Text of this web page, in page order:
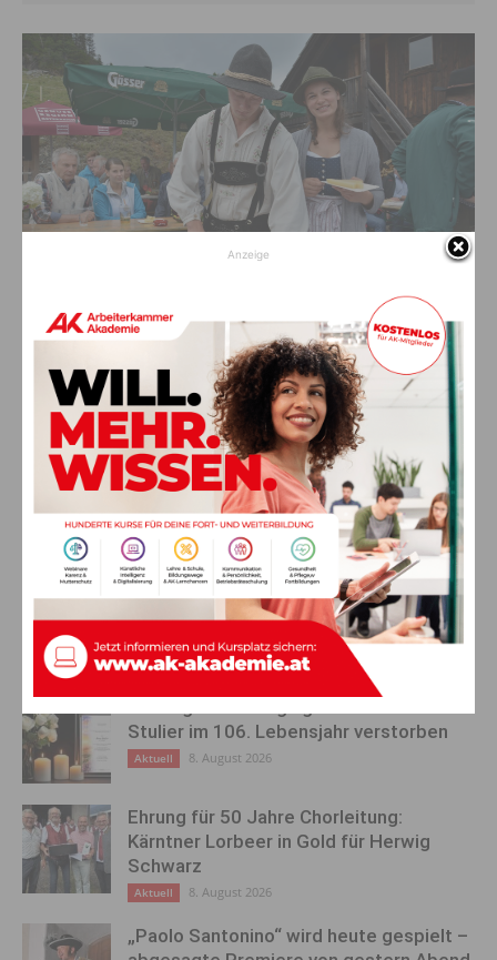
Sehr viel wurde den Besuchern geboten und alle freuten sich, dass der
Almkäse auch heuer wieder ausgezeichnet schmeckt.
(Alle Fotos: Michaela Viertler)
Vorheriger Artikel
Sensationell! Uwe
Hochenwarter 3. Gesamtrang
bei “Bike-Transalp 2018”!
Nächster Artikel
Friggafest beim Plattner
AKTUELLES
Stulier im 106. Lebensjahr verstorben
Aktuell 8. August 2026
Ehrung für 50 Jahre Chorleitung:
Kärntner Lorbeer in Gold für Herwig
Schwarz
Aktuell 8. August 2026
„Paolo Santonino“ wird heute gespielt –
Anzeige